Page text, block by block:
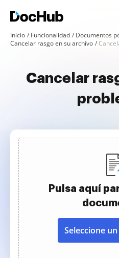
Inicio Funcionalidad
Documentos
Cancelar rasgo en su archivo
Cancelar
Pulsa aquí
Seleccione